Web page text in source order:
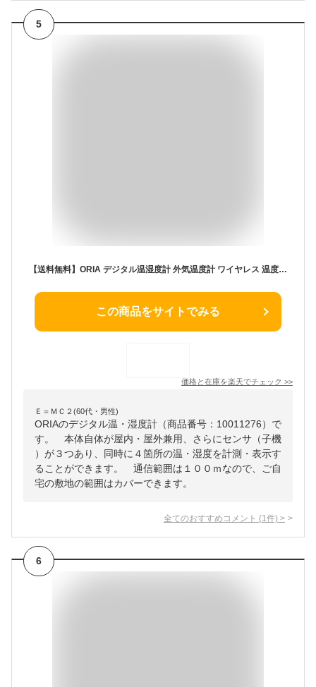
5
【送料無料】ORIA デジタル温湿度計 外気温度計 ワイヤレス 温度湿度計 室内 室外 三つセンサー 高精度 LCD大画面 バックライト機能付き 最高最低温湿度/快適レベル/温度と湿度傾向図表示 置き掛け両用 温室 ペット 温度管理 健康管理 見やすい おしゃれ (ブラック)
この商品をサイトでみる
価格と在庫を楽天でチェック >>
Ｅ＝ＭＣ２(60代・男性)
ORIAのデジタル温・湿度計（商品番号：10011276）で
す。 本体自体が屋内・屋外兼用、さらにセンサ（子機
）が３つあり、同時に４箇所の温・湿度を計測・表示す
ることができます。 通信範囲は１００ｍなので、ご自
宅の敷地の範囲はカバーできます。
全てのおすすめコメント (1 件) >
6